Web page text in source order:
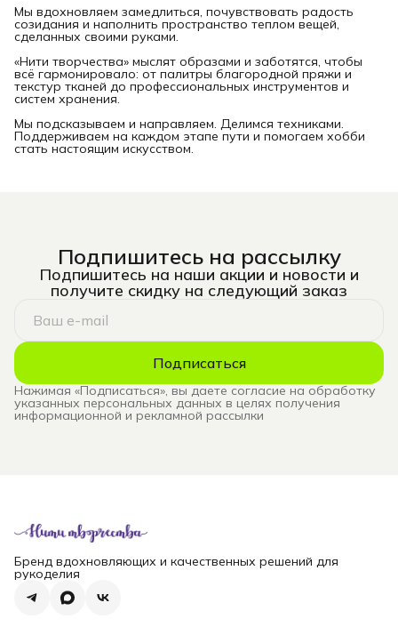
Мы вдохновляем замедлиться, почувствовать радость
созидания и наполнить пространство теплом вещей,
сделанных своими руками.
«Нити творчества» мыслят образами и заботятся, чтобы
всё гармонировало: от палитры благородной пряжи и
текстур тканей до профессиональных инструментов и
систем хранения.
Мы подсказываем и направляем. Делимся техниками.
Поддерживаем на каждом этапе пути и помогаем хобби
стать настоящим искусством.
Подпишитесь на рассылку
Подпишитесь на наши акции и новости и
получите скидку на следующий заказ
Подписаться
Нажимая «Подписаться», вы даете согласие на обработку
указанных персональных данных в целях получения
информационной и рекламной рассылки
Бренд вдохновляющих и качественных решений для
рукоделия